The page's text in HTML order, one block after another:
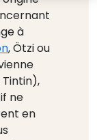
à
, Ötzi ou
ne
en